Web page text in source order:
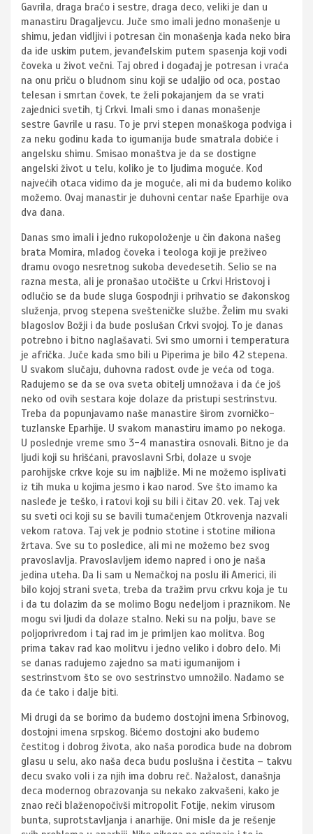
Gavrila, draga braćo i sestre, draga deco, veliki je dan u
manastiru Dragaljevcu. Juče smo imali jedno monašenje u
shimu, jedan vidljivi i potresan čin monašenja kada neko bira
da ide uskim putem, jevanđelskim putem spasenja koji vodi
čoveka u život večni. Taj obred i događaj je potresan i vraća
na onu priču o bludnom sinu koji se udaljio od oca, postao
telesan i smrtan čovek, te želi pokajanjem da se vrati
zajednici svetih, tj Crkvi. Imali smo i danas monašenje
sestre Gavrile u rasu. To je prvi stepen monaškoga podviga i
za neku godinu kada to igumanija bude smatrala dobiće i
angelsku shimu. Smisao monaštva je da se dostigne
angelski život u telu, koliko je to ljudima moguće. Kod
najvećih otaca vidimo da je moguće, ali mi da budemo koliko
možemo. Ovaj manastir je duhovni centar naše Eparhije ova
dva dana.
Danas smo imali i jedno rukopoloženje u čin đakona našeg
brata Momira, mladog čoveka i teologa koji je preživeo
dramu ovogo nesretnog sukoba devedesetih. Selio se na
razna mesta, ali je pronašao utočište u Crkvi Hristovoj i
odlučio se da bude sluga Gospodnji i prihvatio se đakonskog
služenja, prvog stepena svešteničke službe. Želim mu svaki
blagoslov Božji i da bude poslušan Crkvi svojoj. To je danas
potrebno i bitno naglašavati. Svi smo umorni i temperatura
je afrička. Juče kada smo bili u Piperima je bilo 42 stepena.
U svakom slučaju, duhovna radost ovde je veća od toga.
Radujemo se da se ova sveta obitelj umnožava i da će još
neko od ovih sestara koje dolaze da pristupi sestrinstvu.
Treba da popunjavamo naše manastire širom zvorničko-
tuzlanske Eparhije. U svakom manastiru imamo po nekoga.
U poslednje vreme smo 3-4 manastira osnovali. Bitno je da
ljudi koji su hrišćani, pravoslavni Srbi, dolaze u svoje
parohijske crkve koje su im najbliže. Mi ne možemo isplivati
iz tih muka u kojima jesmo i kao narod. Sve što imamo ka
nasleđe je teško, i ratovi koji su bili i čitav 20. vek. Taj vek
su sveti oci koji su se bavili tumačenjem Otkrovenja nazvali
vekom ratova. Taj vek je podnio stotine i stotine miliona
žrtava. Sve su to posledice, ali mi ne možemo bez svog
pravoslavlja. Pravoslavljem idemo napred i ono je naša
jedina uteha. Da li sam u Nemačkoj na poslu ili Americi, ili
bilo kojoj strani sveta, treba da tražim prvu crkvu koja je tu
i da tu dolazim da se molimo Bogu nedeljom i praznikom. Ne
mogu svi ljudi da dolaze stalno. Neki su na polju, bave se
poljoprivredom i taj rad im je primljen kao molitva. Bog
prima takav rad kao molitvu i jedno veliko i dobro delo. Mi
se danas radujemo zajedno sa mati igumanijom i
sestrinstvom što se ovo sestrinstvo umnožilo. Nadamo se
da će tako i dalje biti.
Mi drugi da se borimo da budemo dostojni imena Srbinovog,
dostojni imena srpskog. Bićemo dostojni ako budemo
čestitog i dobrog života, ako naša porodica bude na dobrom
glasu u selu, ako naša deca budu poslušna i čestita – takvu
decu svako voli i za njih ima dobru reč. Nažalost, današnja
deca modernog obrazovanja su nekako zakvašeni, kako je
znao reči blaženopočivši mitropolit Fotije, nekim virusom
bunta, suprotstavljanja i anarhije. Oni misle da je rešenje